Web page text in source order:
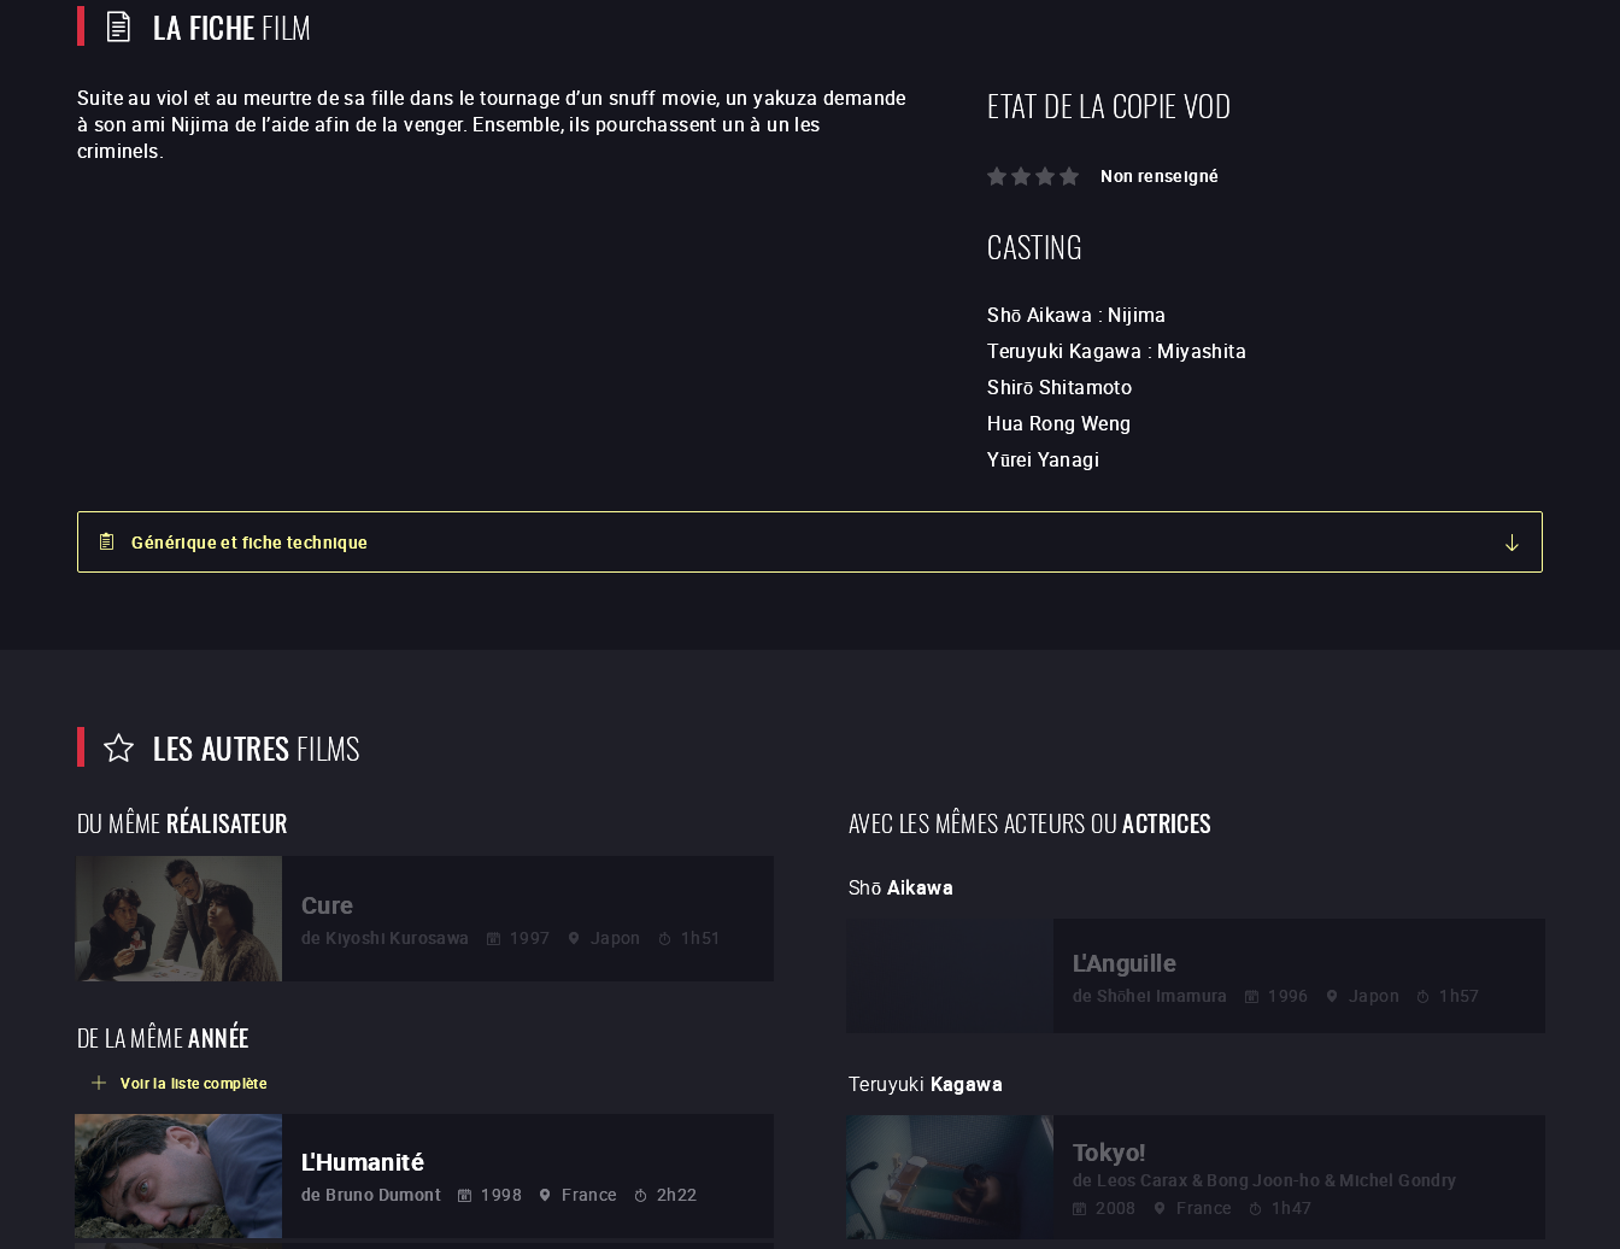
LA FICHEFILM
Suite au viol et au meurtre de sa fille dans le tournage d’un snuff movie, un yakuza demande
à son ami Nijima de l’aide afin de la venger. Ensemble, ils pourchassent un à un les
criminels.
ETAT DE LA COPIE VOD
Non renseigné
CASTING
Shō Aikawa : Nijima
Teruyuki Kagawa : Miyashita
Shirō Shitamoto
Hua Rong Weng
Yūrei Yanagi
Générique et fiche technique
LES AUTRESFILMS
DU MÊMERÉALISATEUR
Cure
de Kiyoshi Kurosawa 1997 Japon 1h51
DE LA MÊMEANNÉE
Voir la liste complète
L'Humanité
de Bruno Dumont 1998 France 2h22
AVEC LES MÊMES ACTEURS OUACTRICES
Shō Aikawa
L'Anguille
de Shōhei Imamura 1996 Japon 1h57
Teruyuki Kagawa
Tokyo!
de Leos Carax & Bong Joon-ho & Michel Gondry
2008
France 1h47